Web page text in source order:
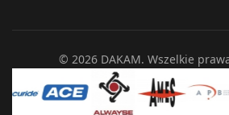
© 2026 DAKAM. Wszelkie